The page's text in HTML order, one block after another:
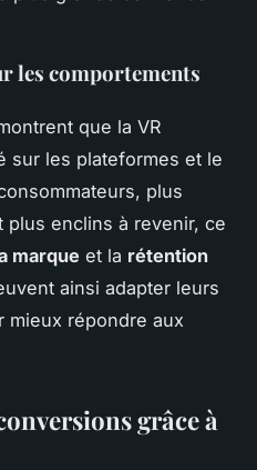
les comportements
que la VR
sur les plateformes et le
plus
plus enclins à revenir, ce
marque et la rétention
ainsi adapter leurs
mieux répondre aux
grâce à